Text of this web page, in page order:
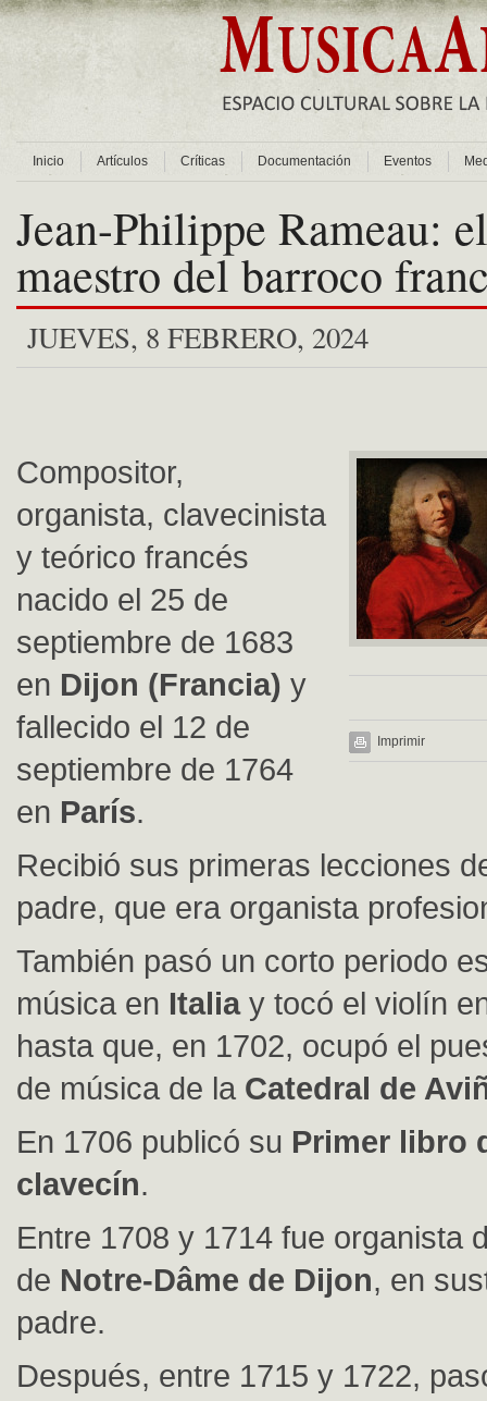
Inicio Artículos Críticas Documentación Eventos
Jean-Philippe Rameau:
maestro del barroco
JUEVES, 8 FEBRERO, 2024
Imprimir
Compositor,
organista, clavecinista
y teórico francés
nacido el 25 de
septiembre de 1683
en Dijon (Francia) y
fallecido el 12 de
septiembre de 1764
en París.
Recibió sus primeras lecciones
padre, que era organista
También pasó un corto periodo
música en Italia y tocó el violín
hasta que, en 1702, ocupó el
de música de la Catedral de
En 1706 publicó su Primer libro
clavecín.
Entre 1708 y 1714 fue organista
de Notre-Dâme de Dijon, en
padre.
Después, entre 1715 y 1722,